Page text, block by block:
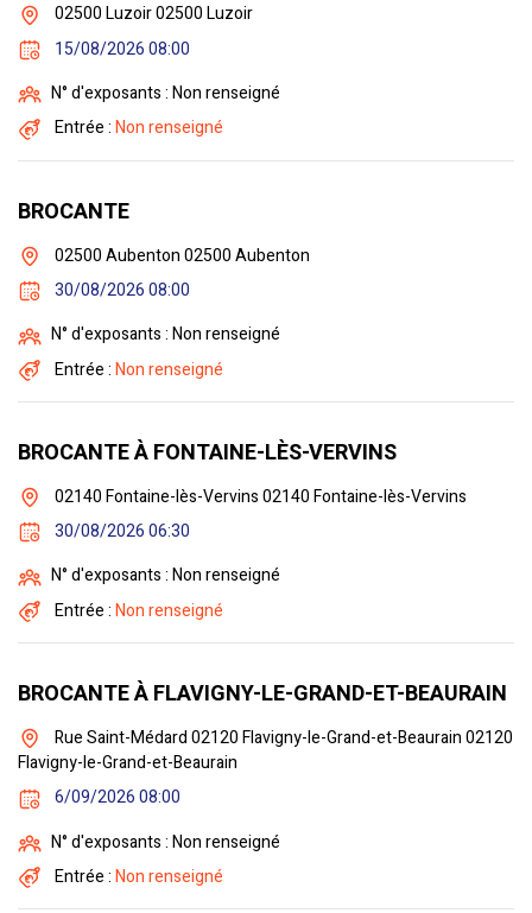
02500 Luzoir 02500 Luzoir
15/08/2026 08:00
N° d'exposants : Non renseigné
Entrée :Non renseigné
BROCANTE
02500 Aubenton 02500 Aubenton
30/08/2026 08:00
N° d'exposants : Non renseigné
Entrée :Non renseigné
BROCANTE À FONTAINE-LÈS-VERVINS
02140 Fontaine-lès-Vervins 02140 Fontaine-lès-Vervins
30/08/2026 06:30
N° d'exposants : Non renseigné
Entrée :Non renseigné
BROCANTE À FLAVIGNY-LE-GRAND-ET-BEAURAIN
Rue Saint-Médard 02120 Flavigny-le-Grand-et-Beaurain 02120
Flavigny-le-Grand-et-Beaurain
6/09/2026 08:00
N° d'exposants : Non renseigné
Entrée :Non renseigné